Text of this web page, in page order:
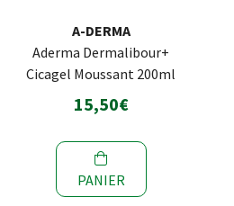
A-DERMA
Aderma Dermalibour+
Cicagel Moussant 200ml
15,50€
PANIER